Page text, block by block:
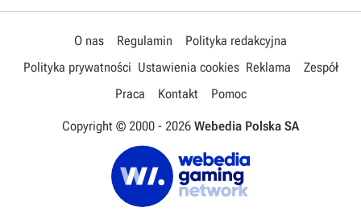
O nas Regulamin
Polityka redakcyjna
Polityka prywatności Ustawienia cookies Reklama
Zespół
Praca
Kontakt Pomoc
Copyright © 2000 - 2026 Webedia Polska SA